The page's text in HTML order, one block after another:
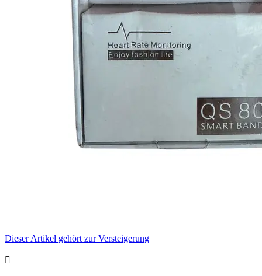
Dieser Artikel gehört zur Versteigerung
